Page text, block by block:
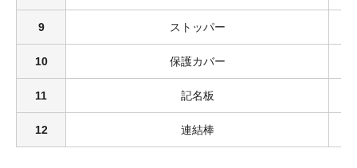
9 ストッパー
10 保護カバー
11 記名板
12 連結棒